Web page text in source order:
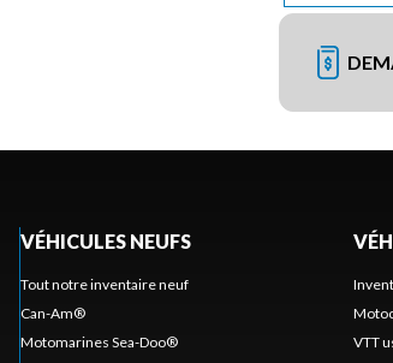
VÉHICULES NEUFS
Tout notre inventaire neuf
Can-Am®
Motomarines Sea-Doo®
VTT